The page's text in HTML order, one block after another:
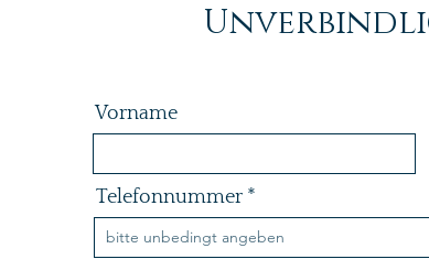
Vorname
Telefonnummer